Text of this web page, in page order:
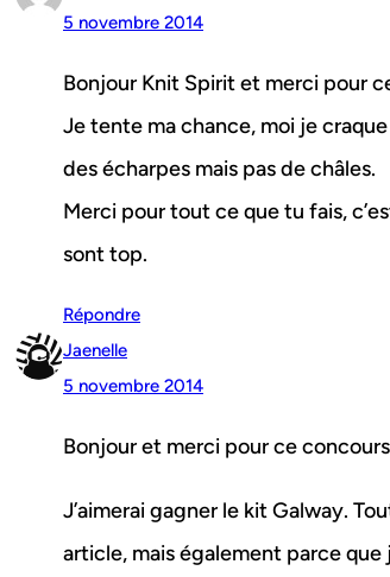
5 novembre 2014
Bonjour Knit Spirit et merci pour
Je tente ma chance, moi je
des écharpes mais pas de châles.
Merci pour tout ce que tu fais,
sont top.
Répondre
Jaenelle
5 novembre 2014
Bonjour et merci pour ce
J’aimerai gagner le kit Galway.
article, mais également parce